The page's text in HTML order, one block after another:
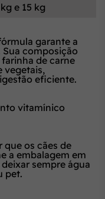
e 15 kg
garante a
composição
de carne
vegetais,
eficiente.
vitamínico
que os cães de
a embalagem em
sempre água
pet.